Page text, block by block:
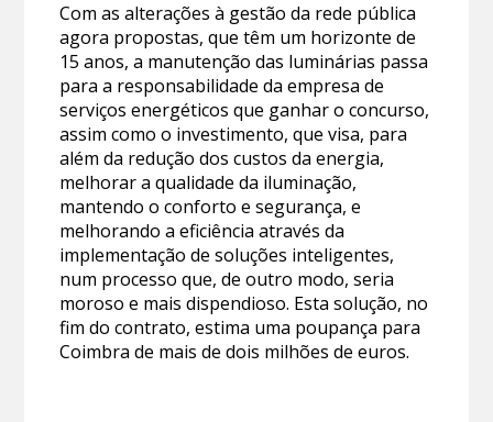
Com as alterações à gestão da rede pública
agora propostas, que têm um horizonte de
15 anos, a manutenção das luminárias passa
para a responsabilidade da empresa de
serviços energéticos que ganhar o concurso,
assim como o investimento, que visa, para
além da redução dos custos da energia,
melhorar a qualidade da iluminação,
mantendo o conforto e segurança, e
melhorando a eficiência através da
implementação de soluções inteligentes,
num processo que, de outro modo, seria
moroso e mais dispendioso. Esta solução, no
fim do contrato, estima uma poupança para
Coimbra de mais de dois milhões de euros.